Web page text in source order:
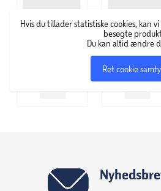
Hvis du tillader statistiske cookies, kan
besøgte
Du kan altid ændre
Ret cookie